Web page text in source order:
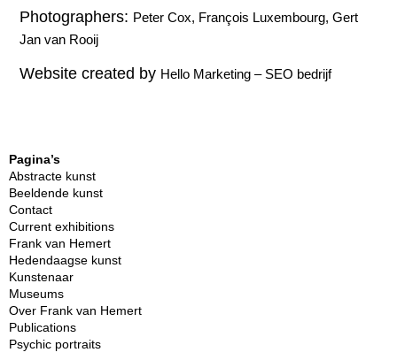
Photographers: Peter Cox, François Luxembourg, Gert
Jan van Rooij
Website created by Hello Marketing – SEO bedrijf
Pagina’s
Abstracte kunst
Beeldende kunst
Contact
Current exhibitions
Frank van Hemert
Hedendaagse kunst
Kunstenaar
Museums
Over Frank van Hemert
Publications
Psychic portraits